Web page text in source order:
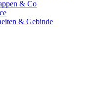
& Co
& Gebinde